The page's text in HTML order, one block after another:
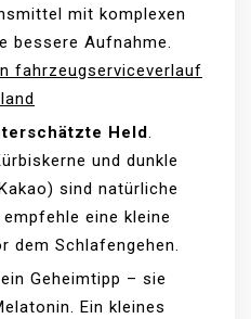
mit komplexen
bessere Aufnahme.
fahrzeugserviceverlauf
Held.
und dunkle
sind natürliche
eine kleine
dem Schlafengehen.
Geheimtipp – sie
Ein kleines